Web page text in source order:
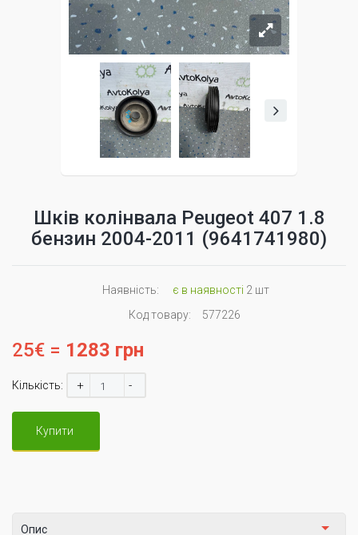
Шків колінвала Peugeot 407 1.8
бензин 2004-2011 (9641741980)
Наявність: є в наявності 2 шт
Код товару:
577226
25€ = 1283 грн
Кількість: + -
Купити
Опис